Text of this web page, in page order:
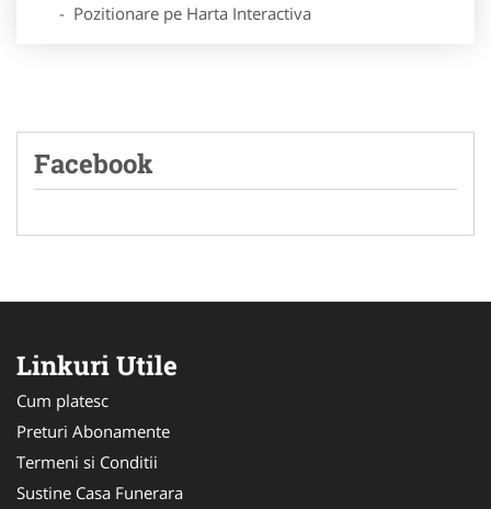
- Pozitionare pe Harta Interactiva
Facebook
Linkuri Utile
Cum platesc
Preturi Abonamente
Termeni si Conditii
Sustine Casa Funerara